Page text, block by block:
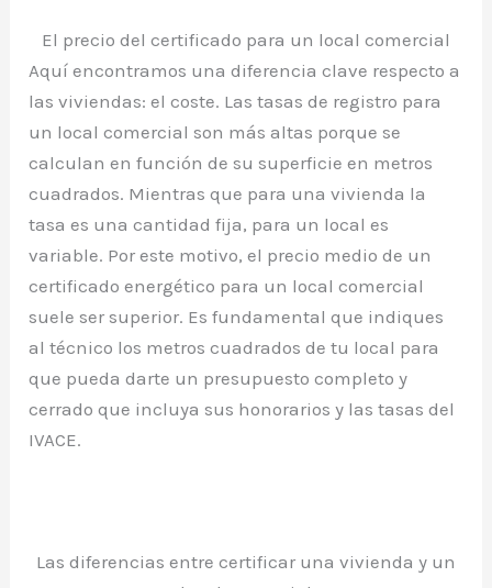
El precio del certificado para un local comercial
Aquí encontramos una diferencia clave respecto a
las viviendas: el coste. Las tasas de registro para
un local comercial son más altas porque se
calculan en función de su superficie en metros
cuadrados. Mientras que para una vivienda la
tasa es una cantidad fija, para un local es
variable. Por este motivo, el precio medio de un
certificado energético para un local comercial
suele ser superior. Es fundamental que indiques
al técnico los metros cuadrados de tu local para
que pueda darte un presupuesto completo y
cerrado que incluya sus honorarios y las tasas del
IVACE.
Las diferencias entre certificar una vivienda y un